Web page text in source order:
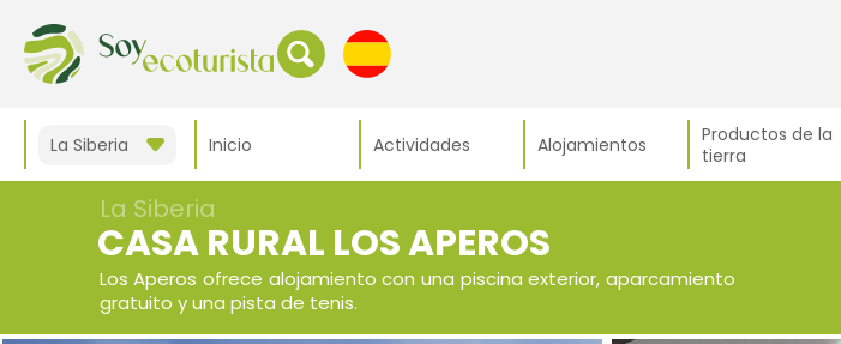
La Siberia Inicio Actividades Alojamientos
Productos de la
tierra
La Siberia
CASA RURAL LOS APEROS
Los Aperos ofrece alojamiento con una piscina exterior, aparcamiento
gratuito y una pista de tenis.